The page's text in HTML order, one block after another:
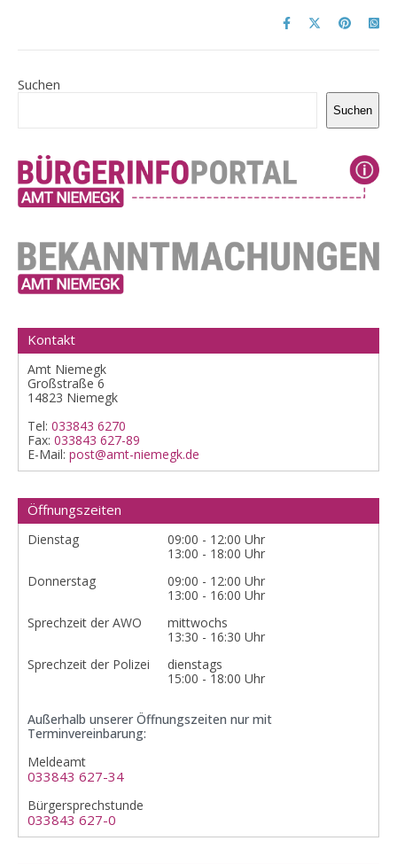
Suchen
Suchen
Kontakt
Amt Niemegk
Großstraße 6
14823 Niemegk
Tel: 033843 6270
Fax: 033843 627-89
E-Mail: post@amt-niemegk.de
Öffnungszeiten
Dienstag
09:00 - 12:00 Uhr
13:00 - 18:00 Uhr
Donnerstag
09:00 - 12:00 Uhr
13:00 - 16:00 Uhr
Sprechzeit der AWO
mittwochs
13:30 - 16:30 Uhr
Sprechzeit der Polizei
dienstags
15:00 - 18:00 Uhr
Außerhalb unserer Öffnungszeiten nur mit
Terminvereinbarung:
Meldeamt
033843 627-34
Bürgersprechstunde
033843 627-0